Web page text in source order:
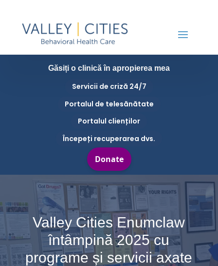
Găsiți o clinică în apropierea mea
Servicii de criză 24/7
Portalul de telesănătate
Portalul clienților
Începeți recuperarea dvs.
Valley Cities Enumclaw
întâmpină 2025 cu
programe și servicii axate